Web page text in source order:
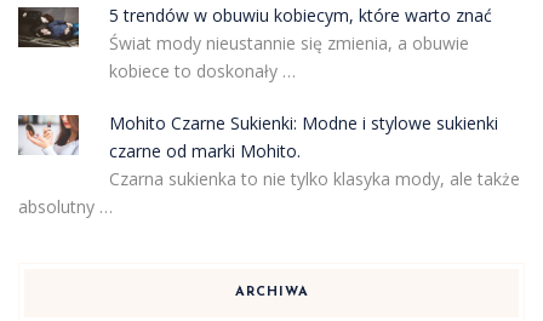
5 trendów w obuwiu kobiecym, które warto znać
Świat mody nieustannie się zmienia, a obuwie
kobiece to doskonały …
Mohito Czarne Sukienki: Modne i stylowe sukienki
czarne od marki Mohito.
Czarna sukienka to nie tylko klasyka mody, ale także
absolutny …
ARCHIWA